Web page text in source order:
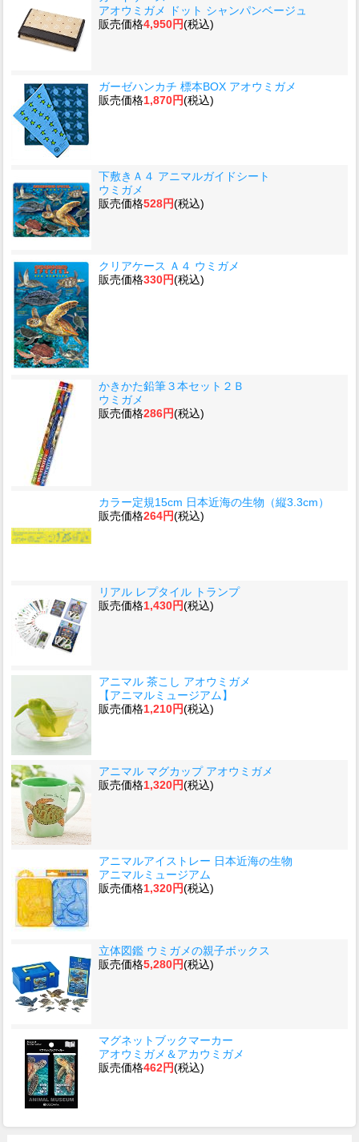
アオウミガメ ドット シャンパンベージュ
販売価格4,950円(税込)
ガーゼハンカチ 標本BOX アオウミガメ
販売価格1,870円(税込)
下敷きＡ４ アニマルガイドシート
ウミガメ
販売価格528円(税込)
クリアケース Ａ４ ウミガメ
販売価格330円(税込)
かきかた鉛筆３本セット２Ｂ
ウミガメ
販売価格286円(税込)
カラー定規15cm 日本近海の生物（縦3.3cm）
販売価格264円(税込)
リアル レプタイル トランプ
販売価格1,430円(税込)
アニマル 茶こし アオウミガメ
【アニマルミュージアム】
販売価格1,210円(税込)
アニマル マグカップ アオウミガメ
販売価格1,320円(税込)
アニマルアイストレー 日本近海の生物
アニマルミュージアム
販売価格1,320円(税込)
立体図鑑 ウミガメの親子ボックス
販売価格5,280円(税込)
マグネットブックマーカー
アオウミガメ＆アカウミガメ
販売価格462円(税込)